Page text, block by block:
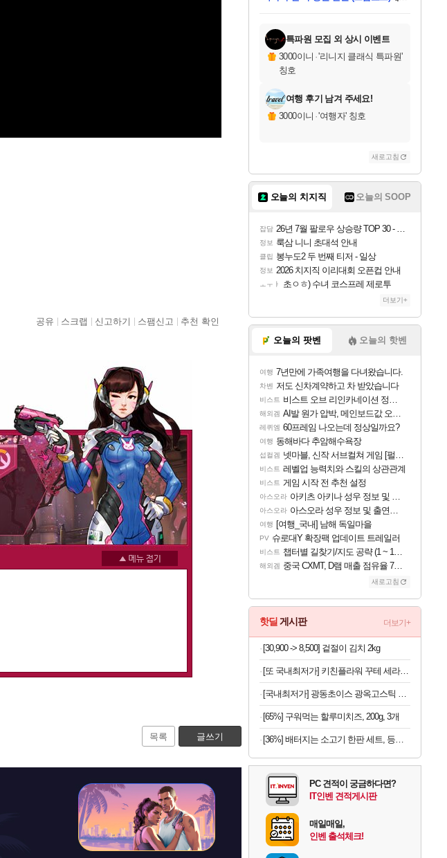
공유 스크랩 신고하기 스팸신고 추천 확인
목록 글쓰기
당첨되셨습니다.
당첨되셨습니다.
당첨되셨습니다.
당첨되셨습니다.
에디션 (스팀코드)를 교환.
당첨되셨습니다.
당첨되셨습니다.
당첨되셨습니다.
당첨되셨습니다.
특파원 모집 외 상시 이벤트
3000이니 ·'리니지 클래식 특파원'
칭호
여행 후기 남겨 주세요!
3000이니 ·'여행자' 칭호
새로고침
오늘의 치지직 오늘의 SOOP
잡담 26년 7월 팔로우 상승량 TOP 30 - 월간 치지직
정보 룩삼 니니 초대석 안내
클립 봉누도2 두 번째 티저 - 일상
정보 2026 치지직 이리대회 오픈컵 안내
ㅗㅜㅑ 초ㅇㅎ) 수녀 코스프레 제로투
더보기+
오늘의 팟벤 오늘의 핫벤
여행 7년만에 가족여행을 다녀왔습니다.
차벤 저도 신차계약하고 차 받았습니다
비스트 비스트 오브 리인카네이션 정보/공략글 모음
해외겜 AI발 원가 압박, 메인보드값 오르나
레퀴엠 60프레임 나오는데 정상일까요?
여행 동해바다 추암해수욕장
섭컬겜 넷마블, 신작 서브컬쳐 게임 [펄 인 블루] 티저 사이트 오픈
비스트 레벨업 능력치와 스킬의 상관관계
비스트 게임 시작 전 추천 설정
아스오라 아키츠 아키나 성우 정보 및 주요 필모
아스오라 아스오라 성우 정보 및 출연작 모음
여행 [여행_국내] 남해 독일마을
PV 슈로대Y 확장팩 업데이트 트레일러
비스트 챕터별 길찾기/지도 공략 (1 ~ 12장)
해외겜 중국 CXMT, D램 매출 점유율 7%…글로벌 4위로 부상
새로고침
핫딜 게시판 더보기+
[30,900 -> 8,500] 겉절이 김치 2kg
[또 국내최저가] 키친플라워 꾸테 세라믹 인덕션 냄비 편수 18cm x 2개
[국내최저가] 광동초이스 광옥고스틱 산삼배양근 30포
[65%] 구워먹는 할루미치즈, 200g, 3개
[36%] 배터지는 소고기 한판 세트, 등심살 300g + 살치살 200g + 부채살 200g + 갈비살 200g + 우삼겹 300g, 1.2kg, 1세트
PC 견적이 궁금하다면?
IT인벤 견적게시판
매일매일,
인벤 출석체크!